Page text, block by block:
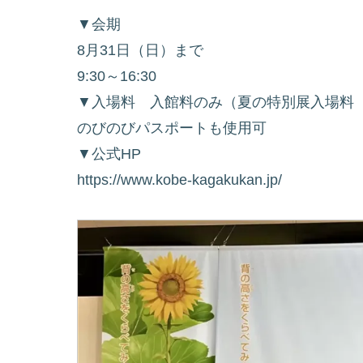
▼会期
8月31日（日）まで
9:30～16:30
▼入場料 入館料のみ（夏の特別展入場
のびのびパスポートも使用可
▼公式HP
https://www.kobe-kagakukan.jp/